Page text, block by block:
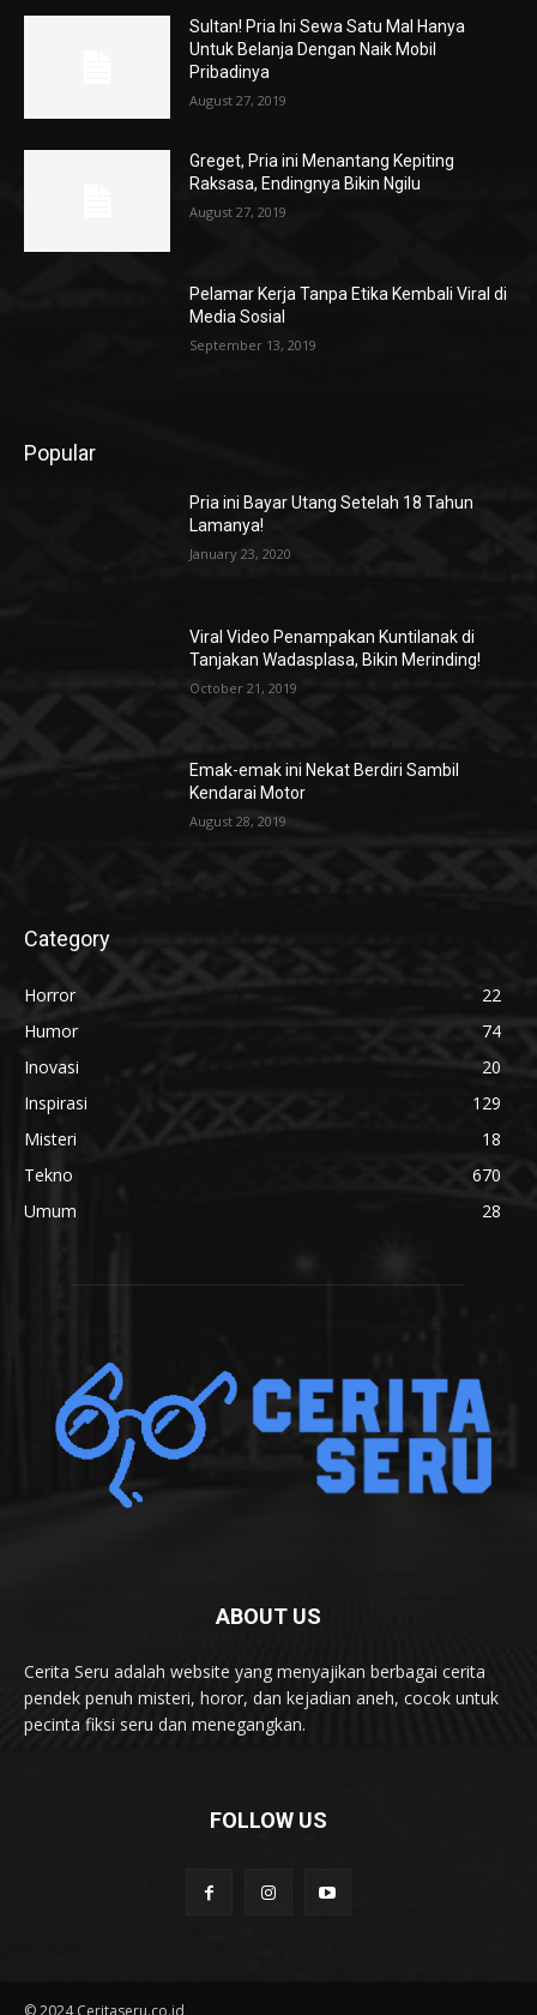
Sultan! Pria Ini Sewa Satu Mal Hanya
Untuk Belanja Dengan Naik Mobil
Pribadinya
August 27, 2019
Greget, Pria ini Menantang Kepiting
Raksasa, Endingnya Bikin Ngilu
August 27, 2019
Pelamar Kerja Tanpa Etika Kembali Viral di
Media Sosial
September 13, 2019
Popular
Pria ini Bayar Utang Setelah 18 Tahun
Lamanya!
January 23, 2020
Viral Video Penampakan Kuntilanak di
Tanjakan Wadasplasa, Bikin Merinding!
October 21, 2019
Emak-emak ini Nekat Berdiri Sambil
Kendarai Motor
August 28, 2019
Category
Horror
22
Humor
74
Inovasi
20
Inspirasi
129
Misteri
18
Tekno
670
Umum
28
ABOUT US
Cerita Seru adalah website yang menyajikan berbagai cerita
pendek penuh misteri, horor, dan kejadian aneh, cocok untuk
pecinta fiksi seru dan menegangkan.
FOLLOW US